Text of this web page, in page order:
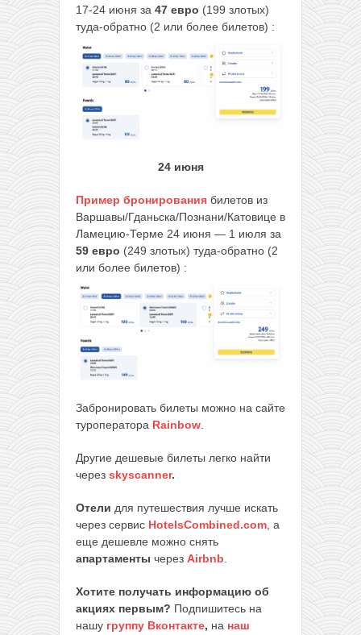
17-24 июня за 47 евро (199 злотых)
туда-обратно (2 или более билетов) :
24 июня
Пример бронирования билетов из
Варшавы/Гданьска/Познани/Катовице в
Ламецию-Терме 24 июня — 1 июля за
59 евро (249 злотых) туда-обратно (2
или более билетов) :
Забронировать билеты можно на сайте
туроператора Rainbow.
Другие дешевые билеты легко найти
через skyscanner.
Отели для путешествия лучше искать
через сервис HotelsCombined.com, а
еще дешевле можно снять
апартаменты через Airbnb.
Хотите получать информацию об
акциях первым? Подпишитесь на
нашу группу Вконтакте, на наш